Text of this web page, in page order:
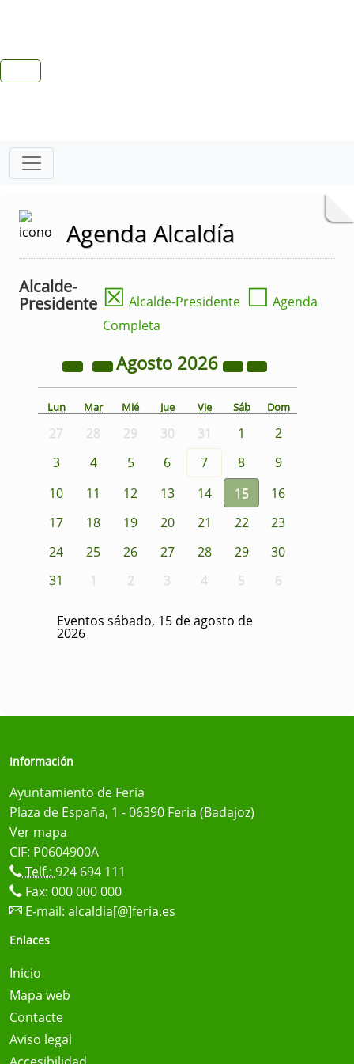
Agenda Alcaldía
Alcalde-
Presidente ☒ Alcalde-Presidente ☐ Agenda
Completa
Agosto 2026
Lun Mar Mié Jue Vie Sáb Dom
27 28 29 30 31 1
2
3
4 5 6 7 8
9
10
11 12 13 14 15
16
17
18 19 20 21 22
23
24
25 26 27 28 29
30
31
1 2 3 4 5 6
Eventos sábado, 15 de agosto de
2026
Información
Ayuntamiento de Feria
Plaza de España, 1 - 06390 Feria (Badajoz)
Ver mapa
CIF: P0604900A
Telf.: 924 694 111
Fax: 000 000 000
E-mail: alcaldia[@]feria.es
Enlaces
Inicio
Mapa web
Contacte
Aviso legal